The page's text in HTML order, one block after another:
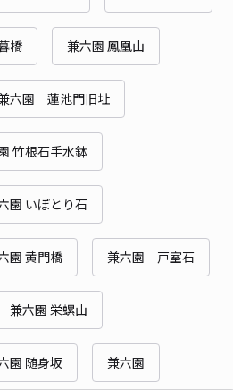
橋 兼六園 鳳凰山
六園 蓮池門旧址
竹根石手水鉢
園 いぼとり石
園 黄門橋 兼六園 戸室石
兼六園 栄螺山
園 随身坂 兼六園